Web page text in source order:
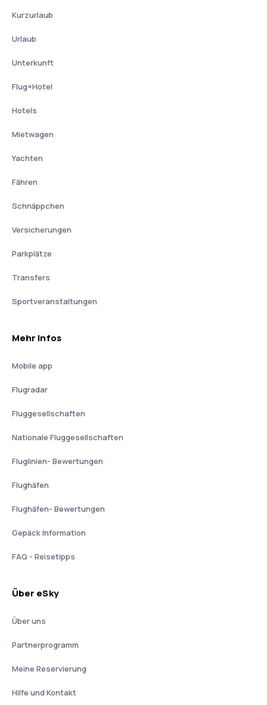
Kurzurlaub
Urlaub
Unterkunft
Flug+Hotel
Hotels
Mietwagen
Yachten
Fähren
Schnäppchen
Versicherungen
Parkplätze
Transfers
Sportveranstaltungen
Mehr Infos
Mobile app
Flugradar
Fluggesellschaften
Nationale Fluggesellschaften
Fluglinien- Bewertungen
Flughäfen
Flughäfen- Bewertungen
Gepäck Information
FAQ - Reisetipps
Über eSky
Über uns
Partnerprogramm
Meine Reservierung
Hilfe und Kontakt